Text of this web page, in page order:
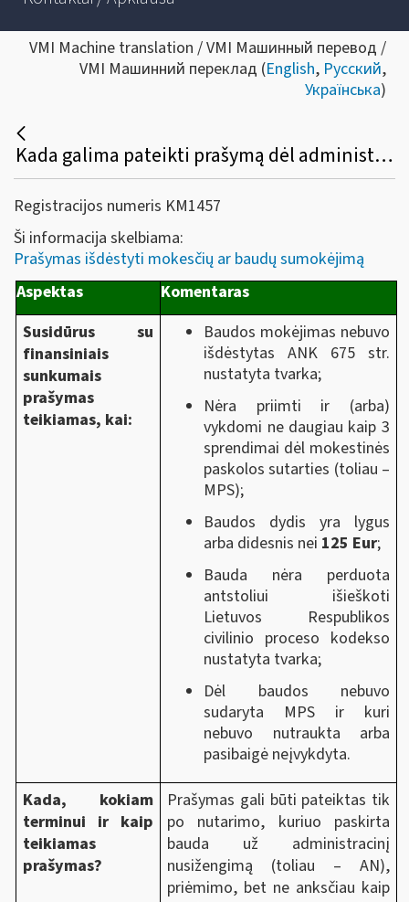
VMI Machine translation / VMI Машинный перевод /
VMI Машинний переклад (English, Русский,
Українська)
Kada galima pateikti prašymą dėl administracinių baudų sumokėjimo išdėstymo? Kokia prašymo pateikimo tvarka ir koks sprendimo priėmimo terminas?
Registracijos numeris KM1457
Ši informacija skelbiama:
Prašymas išdėstyti mokesčių ar baudų sumokėjimą
Aspektas
Komentaras
Susidūrus su
finansiniais
sunkumais
prašymas
teikiamas, kai:
Baudos mokėjimas nebuvo
išdėstytas ANK 675 str.
nustatyta tvarka;
Nėra priimti ir (arba)
vykdomi ne daugiau kaip 3
sprendimai dėl mokestinės
paskolos sutarties (toliau –
MPS);
Baudos dydis yra lygus
arba didesnis nei 125 Eur;
Bauda nėra perduota
antstoliui išieškoti
Lietuvos Respublikos
civilinio proceso kodekso
nustatyta tvarka;
Dėl baudos nebuvo
sudaryta MPS ir kuri
nebuvo nutraukta arba
pasibaigė neįvykdyta.
Kada, kokiam
terminui ir kaip
teikiamas
prašymas?
Prašymas gali būti pateiktas tik
po nutarimo, kuriuo paskirta
bauda už administracinį
nusižengimą (toliau – AN),
priėmimo, bet ne anksčiau kaip